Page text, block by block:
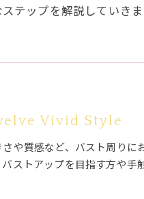
テップを解説していき
Vivid Style
さや質感など、バスト周り
バストアップを目指す方や手